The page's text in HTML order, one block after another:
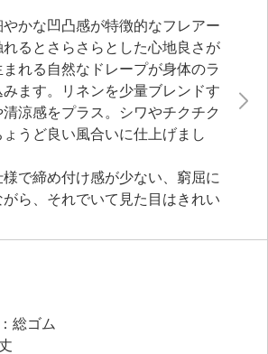
かな凹凸感が特徴的なフレアー
るとさらさらとした心地良さが
れる自然なドレープが身体のラ
ます。リネンを少量ブレンドす
涼感をプラス。シワやチクチク
うど良い風合いに仕上げまし
で締め付け感が少ない、窮屈に
ら、それでいて見た目はきれい
くれます。分量感たっぷりなフ
くたびに美しいドレープを描
拾いにくいので、下半身をすっき
より美しく演出します。
総ゴム